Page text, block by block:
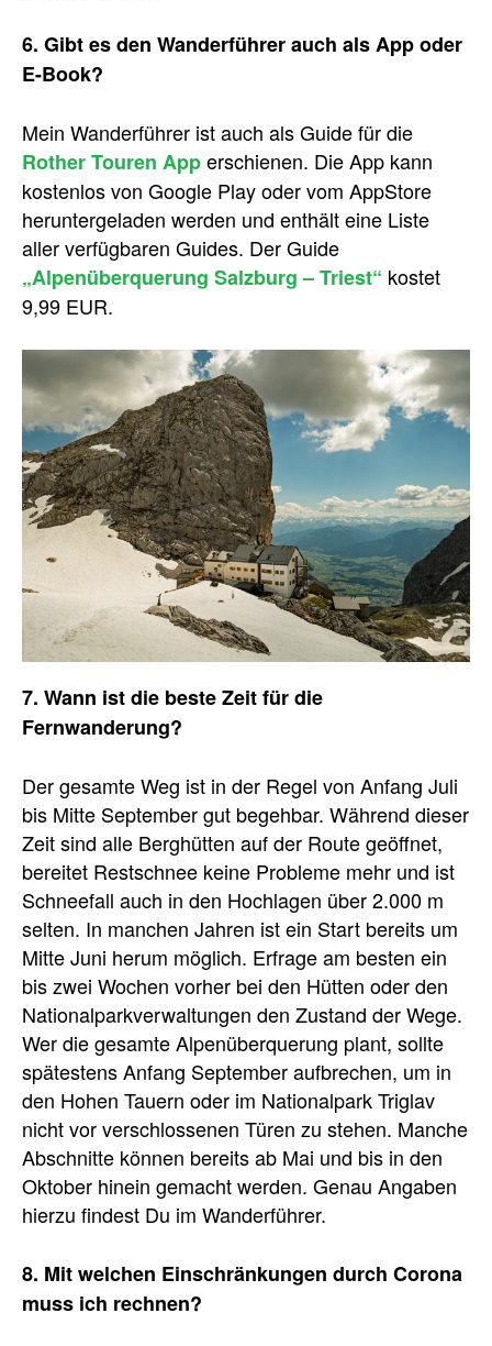
6. Gibt es den Wanderführer auch als App oder
E-Book?
Mein Wanderführer ist auch als Guide für die
Rother Touren Apperschienen. Die App kann
kostenlos von Google Play oder vom AppStore
heruntergeladen werden und enthält eine Liste
aller verfügbaren Guides. Der Guide
„Alpenüberquerung Salzburg – Triest“ kostet
9,99 EUR.
7. Wann ist die beste Zeit für die
Fernwanderung?
Der gesamte Weg ist in der Regel von Anfang Juli
bis Mitte September gut begehbar. Während dieser
Zeit sind alle Berghütten auf der Route geöffnet,
bereitet Restschnee keine Probleme mehr und ist
Schneefall auch in den Hochlagen über 2.000 m
selten. In manchen Jahren ist ein Start bereits um
Mitte Juni herum möglich. Erfrage am besten ein
bis zwei Wochen vorher bei den Hütten oder den
Nationalparkverwaltungen den Zustand der Wege.
Wer die gesamte Alpenüberquerung plant, sollte
spätestens Anfang September aufbrechen, um in
den Hohen Tauern oder im Nationalpark Triglav
nicht vor verschlossenen Türen zu stehen. Manche
Abschnitte können bereits ab Mai und bis in den
Oktober hinein gemacht werden. Genau Angaben
hierzu findest Du im Wanderführer.
8. Mit welchen Einschränkungen durch Corona
muss ich rechnen?